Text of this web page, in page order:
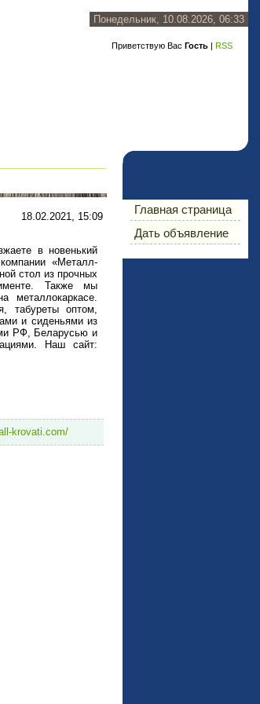
Понедельник, 10.08.2026, 06:33
Приветствую Вас Гость | RSS
18.02.2021, 15:09
в новенький
«Металл-
стол из прочных
Также мы
металлокаркасе.
табуреты оптом,
и сиденьями из
РФ, Беларусью и
Наш сайт:
krovati.com/
Главная страница
Дать объявление